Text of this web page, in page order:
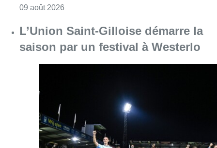
09 août 2026 Consulter l'article "L’Union Saint-Gilloise
Deux personnes hospitalisées